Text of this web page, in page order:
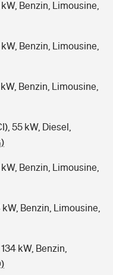
Benzin, Limousine,
Benzin, Limousine,
Benzin, Limousine,
55 kW, Diesel,
Benzin, Limousine,
kW, Benzin, Limousine,
kW, Benzin,